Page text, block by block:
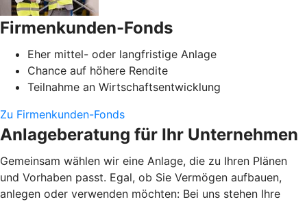
Firmenkunden-Fonds
Eher mittel- oder langfristige Anlage
Chance auf höhere Rendite
Teilnahme an Wirtschaftsentwicklung
Zu Firmenkunden-Fonds
Anlageberatung für Ihr Unternehmen
Gemeinsam wählen wir eine Anlage, die zu Ihren Plänen
und Vorhaben passt. Egal, ob Sie Vermögen aufbauen,
anlegen oder verwenden möchten: Bei uns stehen Ihre